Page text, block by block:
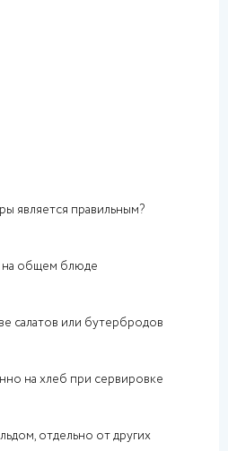
является правильным?
общем блюде
салатов или бутербродов
на хлеб при сервировке
отдельно от других